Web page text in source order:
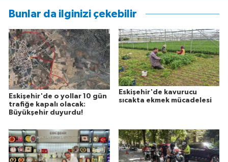
Bunlar da ilginizi çekebilir
Eskişehir'de o yollar 10 gün
trafiğe kapalı olacak:
Büyükşehir duyurdu!
Eskişehir'de kavurucu
sıcakta ekmek mücadelesi